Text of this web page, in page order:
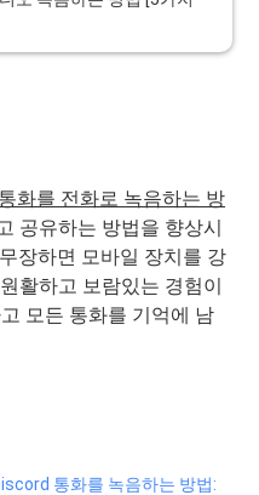
화를 전화로 녹음하는 방
공유하는 방법을 향상시
장하면 모바일 장치를 강
활하고 보람있는 경험이
모든 통화를 기억에 남
통화를 녹음하는 방법: